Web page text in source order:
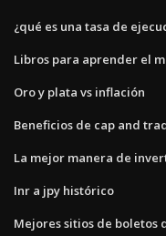
¿qué es una tasa de
Libros para aprender el
Oro y plata vs inflación
Beneficios de cap and
La mejor manera de
Inr a jpy histórico
Mejores sitios de boletos